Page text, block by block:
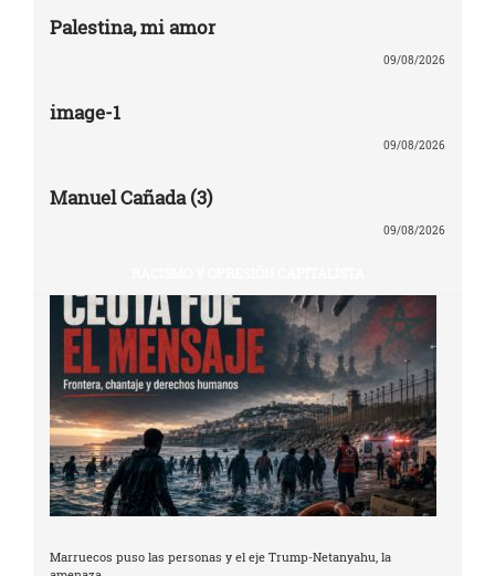
Palestina, mi amor
09/08/2026
image-1
09/08/2026
Manuel Cañada (3)
09/08/2026
Marruecos puso las personas y el eje Trump-Netanyahu, la